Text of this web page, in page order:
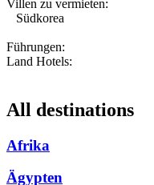
Villen zu vermieten:
Südkorea
Führungen:
Land Hotels:
All destinations
Afrika
Ägypten